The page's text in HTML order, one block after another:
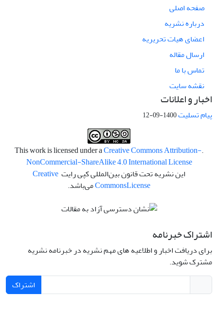
صفحه اصلی
درباره نشریه
اعضای هیات تحریریه
ارسال مقاله
تماس با ما
نقشه سایت
اخبار و اعلانات
پیام تسلیت1400-09-12
.This work is licensed under a
Creative Commons Attribution-
NonCommercial-ShareAlike 4.0 International License
این نشریه تحت قانون بین‌المللی کپی رایت Creative
CommonsLicense می‌باشد.
اشتراک خبرنامه
برای دریافت اخبار و اطلاعیه های مهم نشریه در خبرنامه نشریه
مشترک شوید.
اشتراک